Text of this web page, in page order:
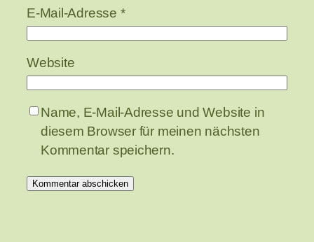
E-Mail-Adresse *
Website
Name, E-Mail-Adresse und Website in
diesem Browser für meinen nächsten
Kommentar speichern.